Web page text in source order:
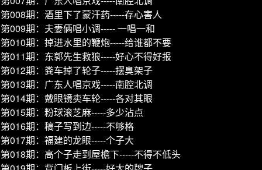
第008期：酒里下了蒙汗药-----存心害人
第009期：夫妻俩唱小调----- 一唱一和
第010期：掉进水里的鞭炮-----给谁都不要
第011期：东郭先生救狼-----好心不得好报
第012期：粪车掉了轮子-----摆臭架子
第013期：广东人唱京戏-----南腔北调
第014期：戴眼镜卖车轮-----各对其眼
第015期：粉球滚芝麻-----多少沾点
第016期：稿子写到边-----不够格
第017期：福建的龙眼-----个子大
第018期：高个子走到屋檐下-----不得不低头